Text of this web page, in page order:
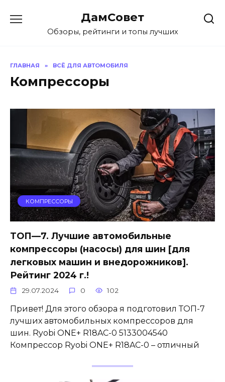
содержанию
ДамСовет
Обзоры, рейтинги и топы лучших
ГЛАВНАЯ » ВСЁ ДЛЯ АВТОМОБИЛЯ
Компрессоры
КОМПРЕССОРЫ
ТОП—7. Лучшие автомобильные
компрессоры (насосы) для шин [для
легковых машин и внедорожников].
Рейтинг 2024 г.!
29.07.2024 0 102
Привет! Для этого обзора я подготовил ТОП-7
лучших автомобильных компрессоров для
шин. Ryobi ONE+ R18AC-0 5133004540
Компрессор Ryobi ONE+ R18AC-0 – отличный